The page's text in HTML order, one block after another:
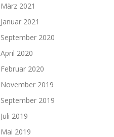
März 2021
Januar 2021
September 2020
April 2020
Februar 2020
November 2019
September 2019
Juli 2019
Mai 2019